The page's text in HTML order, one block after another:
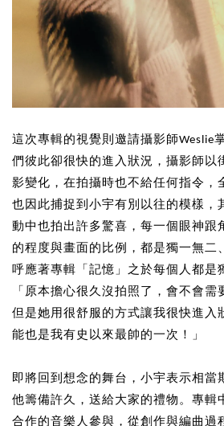
這次專輯的視覺則邀請攝影師Weslie
們彼此卻很快的進入狀況，攝影師以
影變化，在拍攝時也不給任何指令，
也因此捕捉到小宇有別以往的模樣，
動中也拍出許多驚喜，每一個眼神跟
的程度與畫面的比例，都是獨一無二
呼應著專輯「記憶」之於每個人都是
「原本擔心很久沒拍照了，會不會需
但是她用很舒服的方式讓我很快進入
能也是我有史以來最帥的一次！」
即將回到想念的舞台，小宇表示相當
他籌備許久，送給大家的禮物。專輯
合作的音樂人參與，從創作與編曲過